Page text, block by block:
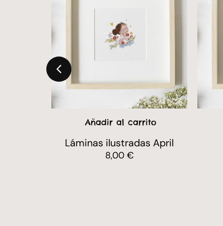
Añadir al carrito
Láminas ilustradas April
8,00 €